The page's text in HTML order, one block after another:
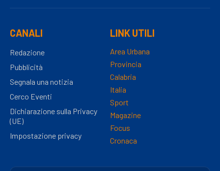
CANALI
Redazione
Pubblicità
Segnala una notizia
Cerco Eventi
Dichiarazione sulla Privacy
(UE)
Impostazione privacy
LINK UTILI
Area Urbana
Provincia
Calabria
Italia
Sport
Magazine
Focus
Cronaca